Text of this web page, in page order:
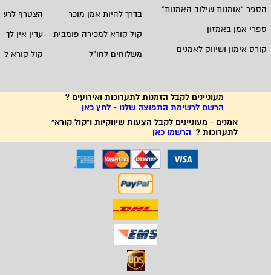
הספר "אומנות שילוב האמנות" בדרך להיות אמן מוכר
הצטרף
ספרי אמן באמזון
קול קורא למכירה פומבית
עדין אין לך
קורס אימון ושיווק לאמנים
משלוחים לחו"ל קול קורא
מעוניינים לקבל הזמנות לתערוכות ואירועים ?
הרשם לרשימת התפוצה שלנו - לחץ כאן
אמנים - מעוניינים לקבל הצעות שיווקיות ו"קול קורא"
לתערוכות ? הרשמו כאן